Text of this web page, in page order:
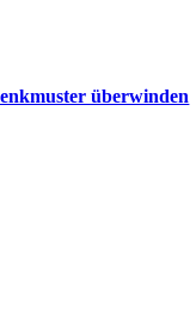
überwinden